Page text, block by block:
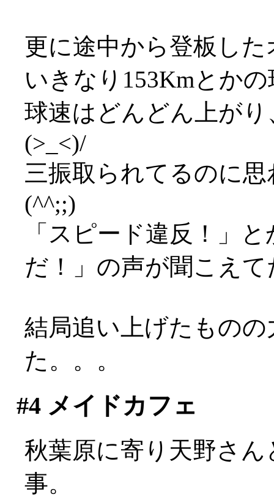
更に途中から登板し
いきなり153Kmとか
球速はどんどん上が
(>_<)/
三振取られてるのに
(^^;;)
「スピード違反！」
だ！」の声が聞こえ
結局追い上げたもの
た。。。
#4メイドカフェ
秋葉原に寄り天野さ
事。